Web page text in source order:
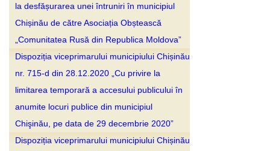
la desfășurarea unei întruniri în municipiul
Chișinău de către Asociația Obștească
„Comunitatea Rusă din Republica Moldova”
Dispoziția viceprimarului municipiului Chișinău
nr. 715-d din 28.12.2020 „Cu privire la
limitarea temporară a accesului publicului în
anumite locuri publice din municipiul
Chişinău, pe data de 29 decembrie 2020”
Dispoziția viceprimarului municipiului Chișinău